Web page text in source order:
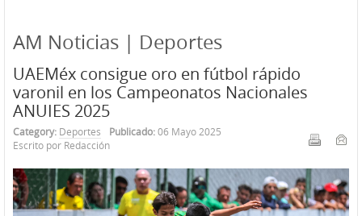
AM Noticias | Deportes
UAEMéx consigue oro en fútbol rápido
varonil en los Campeonatos Nacionales
ANUIES 2025
Category: Deportes Publicado:06 Mayo 2025
Escrito por Redacción